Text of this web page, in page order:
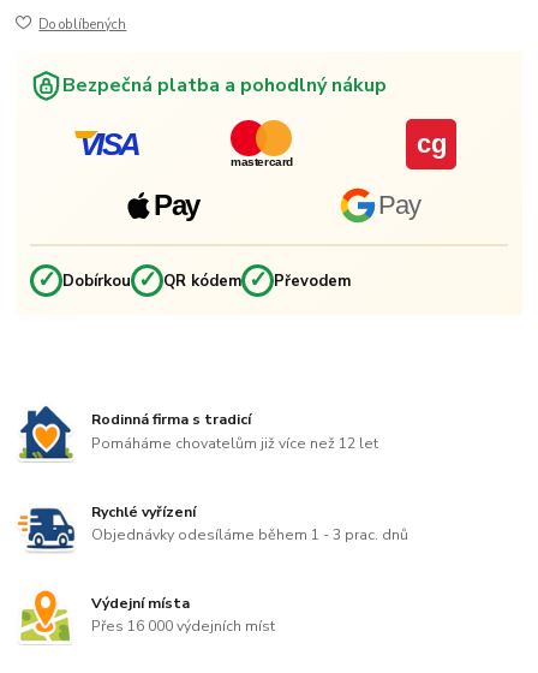
Do oblíbených
Bezpečná platba a pohodlný nákup
VISA mastercard
Pay Pay
cg
✓ Dobírkou ✓ QR kódem ✓ Převodem
Rodinná firma s tradicí
Pomáháme chovatelům již více než 12 let
Rychlé vyřízení
Objednávky odesíláme během 1 - 3 prac. dnů
Výdejní místa
Přes 16 000 výdejních míst